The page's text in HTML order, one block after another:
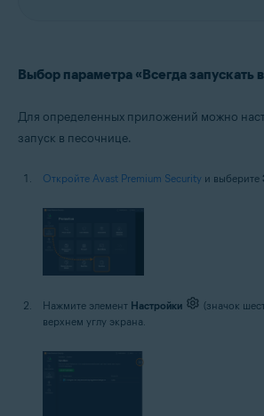
Выбор параметра «Всегда запускать
Для определенных приложений можно
запуск в песочнице.
Откройте Avast Premium Security и выберите
Нажмите элемент Настройки
(значок
верхнем углу экрана.